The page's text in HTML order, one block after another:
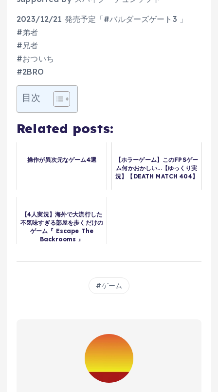
2023/12/21 発売予定「#バルダーズゲート3 」
#弟者
#兄者
#おついち
#2BRO
目次
Related posts:
操作が異次元なゲーム4選
【ホラーゲーム】このFPSゲー
ム何かおかしい...【ゆっくり実
況】【DEATH MATCH 404】
【4人実況】海外で大流行した
不気味すぎる部屋を歩くだけの
ゲーム『 Escape The
Backrooms 』
ゲーム